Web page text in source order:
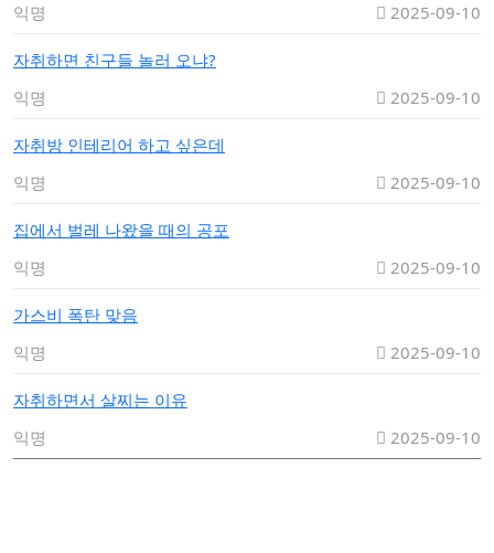
익명
2025-09-10
자취하면 친구들 놀러 오냐?
익명
2025-09-10
자취방 인테리어 하고 싶은데
익명
2025-09-10
집에서 벌레 나왔을 때의 공포
익명
2025-09-10
가스비 폭탄 맞음
익명
2025-09-10
자취하면서 살찌는 이유
익명
2025-09-10